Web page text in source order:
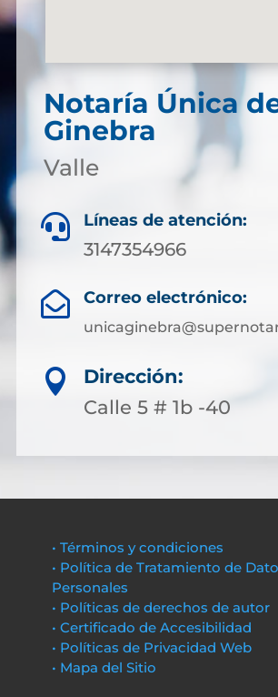
Notaría Única
Ginebra
Valle
 Líneas de atención:
3147354966
 Correo electrónico:

Dirección:
Calle 5 # 1b -40
• Términos y condiciones
• Política de Tratamiento de
Personales
• Políticas de derechos de autor
• Certificado de Accesibilidad
• Políticas de Privacidad Web
• Mapa del Sitio